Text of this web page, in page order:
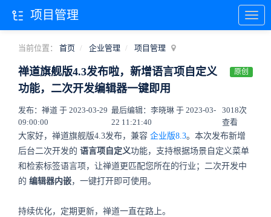
当前位置： 首页 企业管理 项目管理
禅道旗舰版4.3发布啦，新增语言项自定义
功能，二次开发编辑器一键即用
原创
发布：禅道 于 2023-03-29
09:00:00
最后编辑：李晓琳 于 2023-03-
22 11:21:40
3018次
查看
大家好，禅道旗舰版4.3发布，兼容 企业版8.3。本次发布新增
后台二次开发的 语言项自定义功能，支持根据场景自定义菜单
和检索标签语言项，让禅道更匹配您所在的行业；二次开发中
的 编辑器内嵌，一键打开即可使用。
持续优化，定期更新，禅道一直在路上。
项目管理